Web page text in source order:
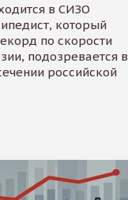
в СИЗО
который
по скорости
подозревается в
российской